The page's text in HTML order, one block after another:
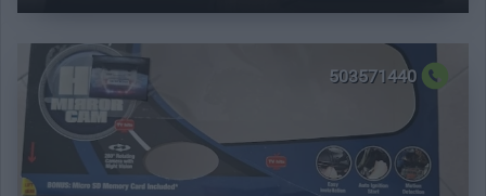
503571440